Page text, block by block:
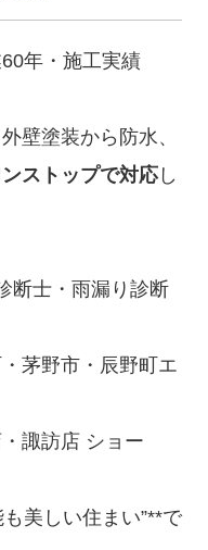
年・施工実績
壁塗装から防水、
ストップで対応し
断士・雨漏り診断
茅野市・辰野町エ
諏訪店 ショー
美しい住まい”**で